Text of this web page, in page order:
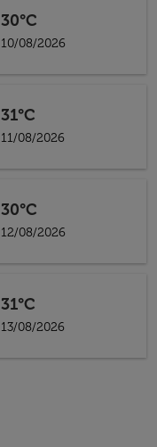
30°C
10/08/2026
31°C
11/08/2026
30°C
12/08/2026
31°C
13/08/2026